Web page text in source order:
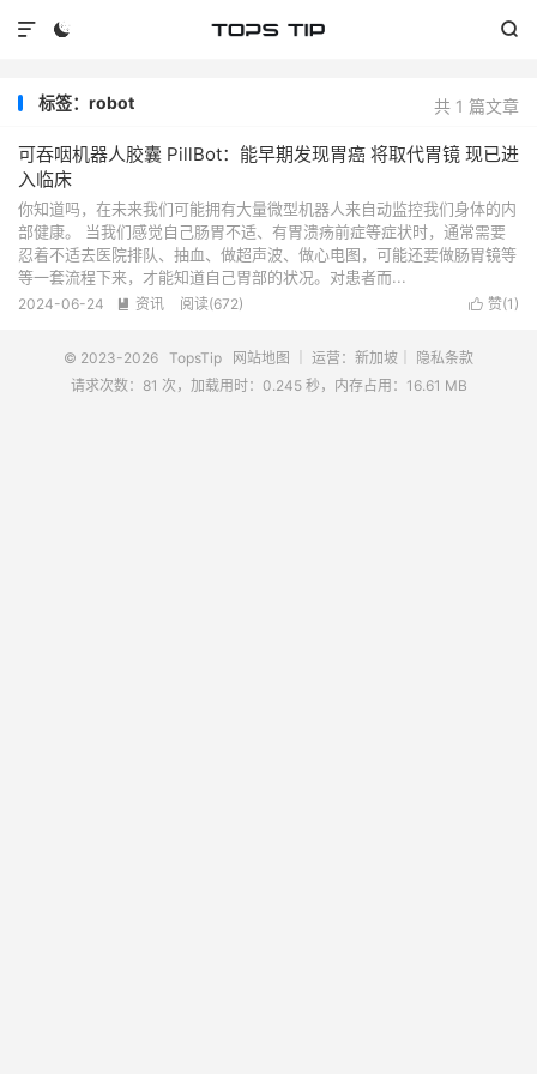
 

共 1 篇文章
标签：robot
可吞咽机器人胶囊 PillBot：能早期发现胃癌 将取代胃镜 现已进
入临床
你知道吗，在未来我们可能拥有大量微型机器人来自动监控我们身体的内
部健康。 当我们感觉自己肠胃不适、有胃溃疡前症等症状时，通常需要
忍着不适去医院排队、抽血、做超声波、做心电图，可能还要做肠胃镜等
等一套流程下来，才能知道自己胃部的状况。对患者而...
 赞(1 )
2024-06-24  资讯 阅读(672)
© 2023-2026 TopsTip 网站地图 ｜ 运营：新加坡｜
隐私条款
请求次数：81 次，加载用时：0.245 秒，内存占用：16.61 MB